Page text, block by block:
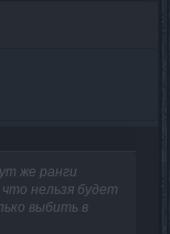
же ранги
нельзя будет
выбить в